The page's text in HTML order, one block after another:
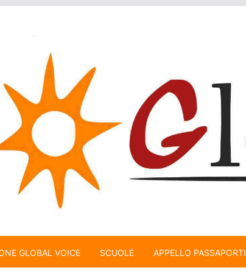
GLOBAL VOICE SCUOLE APPELLO PASSAPORTI